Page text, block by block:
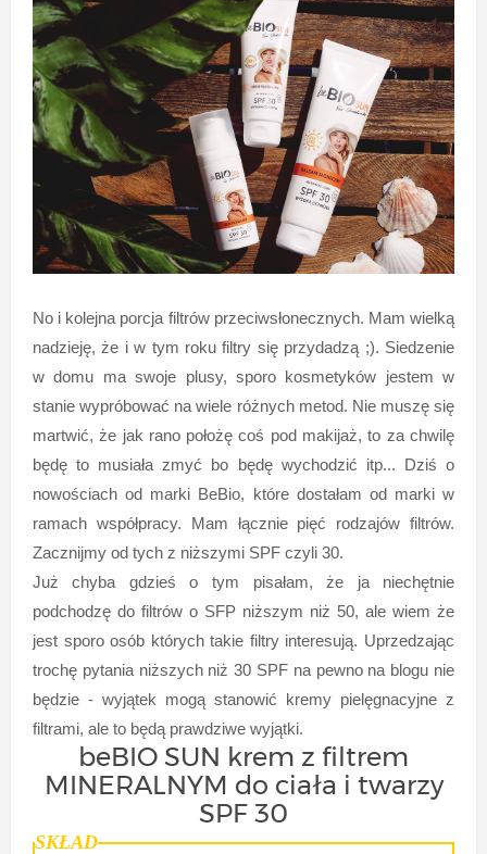
No i kolejna porcja filtrów przeciwsłonecznych. Mam wielką
nadzieję, że i w tym roku filtry się przydadzą ;). Siedzenie
w domu ma swoje plusy, sporo kosmetyków jestem w
stanie wypróbować na wiele różnych metod. Nie muszę się
martwić, że jak rano położę coś pod makijaż, to za chwilę
będę to musiała zmyć bo będę wychodzić itp... Dziś o
nowościach od marki BeBio, które dostałam od marki w
ramach współpracy. Mam łącznie pięć rodzajów filtrów.
Zacznijmy od tych z niższymi SPF czyli 30.
Już chyba gdzieś o tym pisałam, że ja niechętnie
podchodzę do filtrów o SFP niższym niż 50, ale wiem że
jest sporo osób których takie filtry interesują. Uprzedzając
trochę pytania niższych niż 30 SPF na pewno na blogu nie
będzie - wyjątek mogą stanowić kremy pielęgnacyjne z
filtrami, ale to będą prawdziwe wyjątki.
beBIO SUN krem z filtrem
MINERALNYM do ciała i twarzy
SPF 30
SKŁAD